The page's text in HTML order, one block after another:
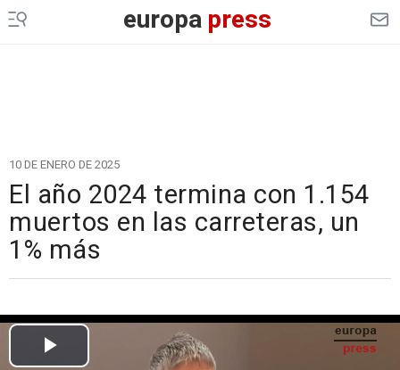
europapress
10 DE ENERO DE 2025
El año 2024 termina con 1.154
muertos en las carreteras, un
1% más